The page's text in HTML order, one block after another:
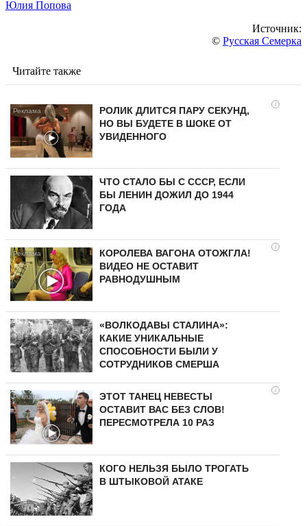
Юлия Попова
Источник:
© Русская Семерка
Читайте также
i
РОЛИК ДЛИТСЯ ПАРУ СЕКУНД,
НО ВЫ БУДЕТЕ В ШОКЕ ОТ
УВИДЕННОГО
ЧТО СТАЛО БЫ С СССР, ЕСЛИ
БЫ ЛЕНИН ДОЖИЛ ДО 1944
ГОДА
i
КОРОЛЕВА ВАГОНА ОТОЖГЛА!
ВИДЕО НЕ ОСТАВИТ
РАВНОДУШНЫМ
«ВОЛКОДАВЫ СТАЛИНА»:
КАКИЕ УНИКАЛЬНЫЕ
СПОСОБНОСТИ БЫЛИ У
СОТРУДНИКОВ СМЕРША
i
ЭТОТ ТАНЕЦ НЕВЕСТЫ
ОСТАВИТ ВАС БЕЗ СЛОВ!
ПЕРЕСМОТРЕЛА 10 РАЗ
КОГО НЕЛЬЗЯ БЫЛО ТРОГАТЬ
В ШТЫКОВОЙ АТАКЕ